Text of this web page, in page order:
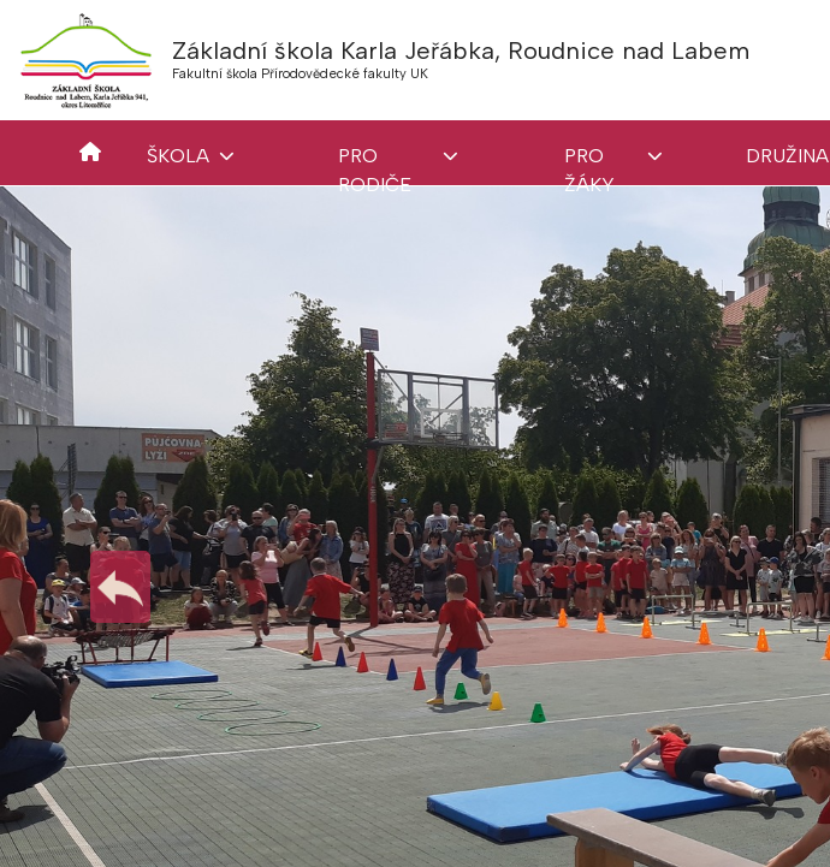
Základní škola Karla Jeřábka, Roudnice nad Labem
Fakultní škola Přírodovědecké fakulty UK
ŠKOLA
PRO
RODIČE
PRO
ŽÁKY
DRUŽINA